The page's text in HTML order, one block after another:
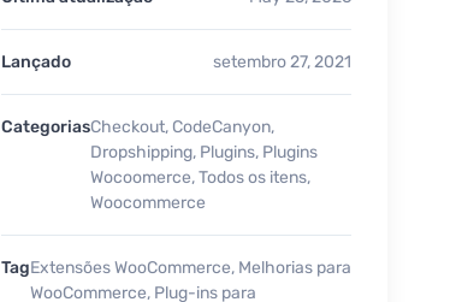
Lançado setembro 27, 2021
CategoriasCheckout, CodeCanyon,
Dropshipping, Plugins, Plugins
Wocoomerce,Todos os itens,
Woocommerce
TagExtensões WooCommerce, Melhorias para
WooCommerce, Plug-ins para